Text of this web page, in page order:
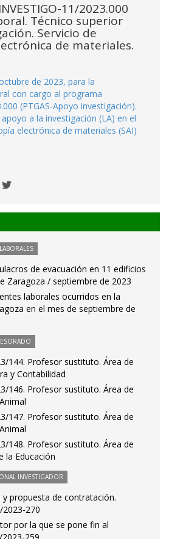
11/2023.000
Técnico superior
Servicio de
de materiales.
de 2023, para la
con cargo al programa
(PTGAS-Apoyo investigación).
a la investigación (LA) en el
electrónica de materiales (SAI)
de evacuación en 11 edificios
Zaragoza / septiembre de 2023
laborales ocurridos en la
en el mes de septiembre de
144. Profesor sustituto. Área de
y Contabilidad
146. Profesor sustituto. Área de
147. Profesor sustituto. Área de
148. Profesor sustituto. Área de
la Educación
INVESTIGADOR
y propuesta de contratación.
270
por la que se pone fin al